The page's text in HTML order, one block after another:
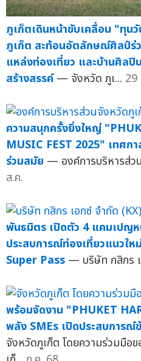
ภูเก็ตเดินหน้าขับเคลื่อน "ทุ
ภูเก็ต สะท้อนอัตลักษณ์ศิลป์ร่
แหล่งท่องเที่ยว และบ้านศิลปิ
สร้างสรรค์ — จังหวัด ภูเ... 29
ความสนุกครั้งยิ่งใหญ่
MUSIC FEST 2025" เทศก
ร่วมสมัย — องค์การบริหารส่ว
ส.ค.
พันธมิตร เปิดตัว 4 แคมเปญ
ประสบการณ์ท่องเที่ยวแนวใ
Super Pass — บริษัท กสิกร
พร้อมจัดงาน "PHUKET
พลัง SMEs เปิดประสบการณ์
จังหวัดภูเก็ต โดยความร่วมมื